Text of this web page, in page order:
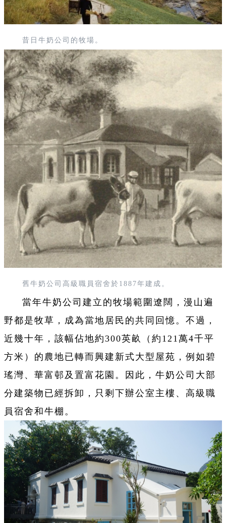
昔日牛奶公司的牧場。
舊牛奶公司高級職員宿舍於1887年建成。
當年牛奶公司建立的牧場範圍遼闊，漫山遍
野都是牧草，成為當地居民的共同回憶。不過，
近幾十年，該幅佔地約300英畝（約121萬4千平
方米）的農地已轉而興建新式大型屋苑，例如碧
瑤灣、華富邨及置富花園。因此，牛奶公司大部
分建築物已經拆卸，只剩下辦公室主樓、高級職
員宿舍和牛棚。